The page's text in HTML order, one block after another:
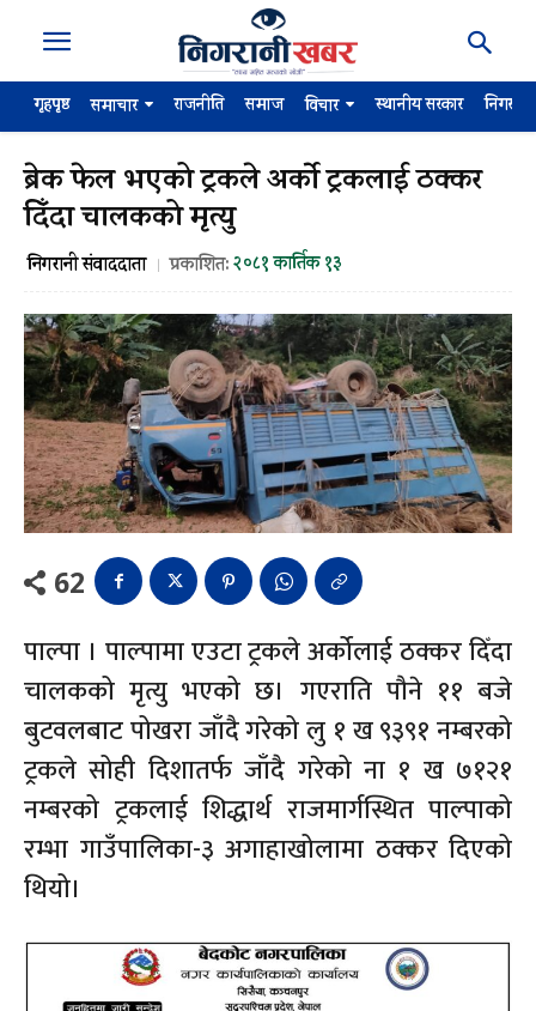
गृहपृष्ठ समाचार राजनीति समाज विचार स्थानीय सरकार
ब्रेक फेल भएको ट्रकले अर्को ट्रकलाई ठक्कर
दिँदा चालकको मृत्यु
निगरानी संवाददाता प्रकाशित:२०८१ कार्तिक १३
62
पाल्पा । पाल्पामा एउटा ट्रकले अर्कोलाई ठक्कर दिँदा
चालकको मृत्यु भएको छ। गएराति पौने ११ बजे
बुटवलबाट पोखरा जाँदै गरेको लु १ ख ९३९१ नम्बरको
ट्रकले सोही दिशातर्फ जाँदै गरेको ना १ ख ७१२१
नम्बरको ट्रकलाई शिद्धार्थ राजमार्गस्थित पाल्पाको
रम्भा गाउँपालिका-३ अगाहाखोलामा ठक्कर दिएको
थियो।